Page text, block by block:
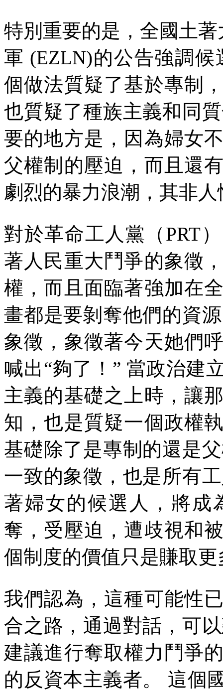
特別重要的是，全國土著
軍 (EZLN)的公告強調候
個做法質疑了基於專制
也質疑了種族主義和同
要的地方是，因為婦女
父權制的壓迫，而且還
劇烈的暴力浪潮，其非
對於革命工人黨（ PRT
著人民重大鬥爭的象徵
權，而且面臨著強加在
畫都是要剝奪他們的資
象徵，象徵著今天她們
喊出“夠了！” 當政治建
主義的基礎之上時，讓
知，也是質疑一個政權
基礎除了是專制的還是
一致的象徵，也是所有
著婦女的候選人，將成
奪，受壓迫，遭歧視和
個制度的價值只是賺取
我們認為，這種可能性
合之路，通過對話，可
建議進行奪取權力鬥爭
的反資本主義者。
這個